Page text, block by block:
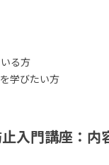
る方
学びたい方
入門講座：内